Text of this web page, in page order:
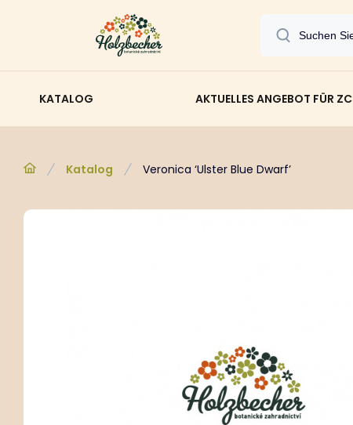
KATALOG AKTUELLES ANGEBOT FÜR ZC
Katalog Veronica ‘Ulster Blue Dwarf’